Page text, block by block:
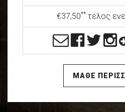
€37,50** τέλος
ΜΑΘΕ